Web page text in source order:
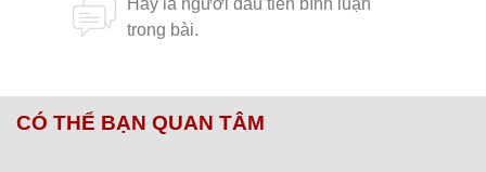
CÓ THỂ BẠN QUAN TÂM